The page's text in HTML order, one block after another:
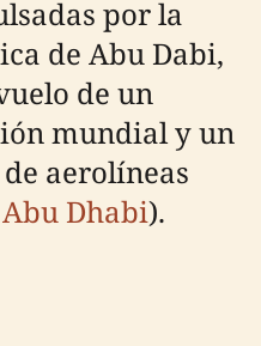
por la
de Abu Dabi,
de un
mundial y un
aerolíneas
Dhabi).